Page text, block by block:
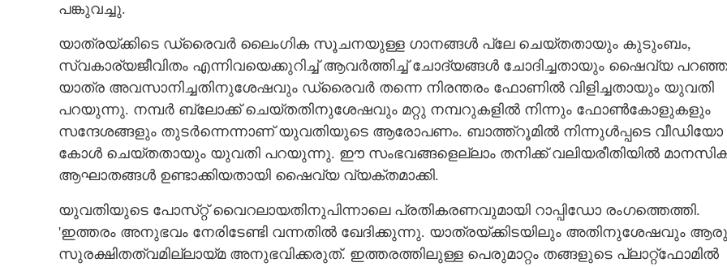
പങ്കുവച്ചു.
യാത്രയ്‌ക്കിടെ ഡ്രൈവർ ലൈംഗിക സൂചനയുള്ള ഗാനങ്ങൾ പ്ലേ ചെയ്‌തതായും കുടുംബം,
സ്വകാര്യജീവിതം എന്നിവയെക്കുറിച്ച് ആവർത്തിച്ച് ചോദ്യങ്ങൾ ചോദിച്ചതായും ഷൈവ്യ
യാത്ര അവസാനിച്ചതിനുശേഷവും ഡ്രൈവർ തന്നെ നിരന്തരം ഫോണിൽ വിളിച്ചതായും യുവതി
പറയുന്നു. നമ്പർ ബ്ലോക്ക് ചെയ്‌തതിനുശേഷവും മറ്റു നമ്പറുകളിൽ നിന്നും ഫോൺകോളുകളും
സന്ദേശങ്ങളും തുടർന്നെന്നാണ് യുവതിയുടെ ആരോപണം. ബാ‌ത്ത്‌റൂമിൽ നിന്നുൾപ്പടെ വീഡിയോ
കോൾ ചെയ്‌തതായും യുവതി പറയുന്നു. ഈ സംഭവങ്ങളെല്ലാം തനിക്ക് വലിയരീതിയിൽ
ആഘാതങ്ങൾ ഉണ്ടാക്കിയതായി ഷൈവ്യ വ്യക്തമാക്കി.
യുവതിയുടെ പോസ്‌റ്റ് വൈറലായതിനുപിന്നാലെ പ്രതികരണവുമായി റാപ്പിഡോ രംഗത്തെത്തി.
'ഇത്തരം അനുഭവം നേരിടേണ്ടി വന്നതിൽ ഖേദിക്കുന്നു. യാത്രയ്‌ക്കിടയിലും അതിനുശേഷവും
സുരക്ഷിതത്വമില്ലായ്‌മ അനുഭവിക്കരുത്. ഇത്തരത്തിലുള്ള പെരുമാറ്റം തങ്ങളുടെ പ്ലാറ്റ്‌ഫോമിൽ